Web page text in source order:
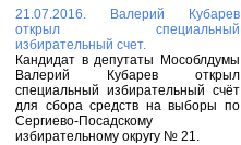
21.07.2016. Валерий Кубарев
открыл специальный
избирательный счет.
Кандидат в депутаты Мособлдумы
Валерий Кубарев открыл
специальный избирательный счёт
для сбора средств на выборы по
Сергиево-Посадскому
избирательному округу № 21.